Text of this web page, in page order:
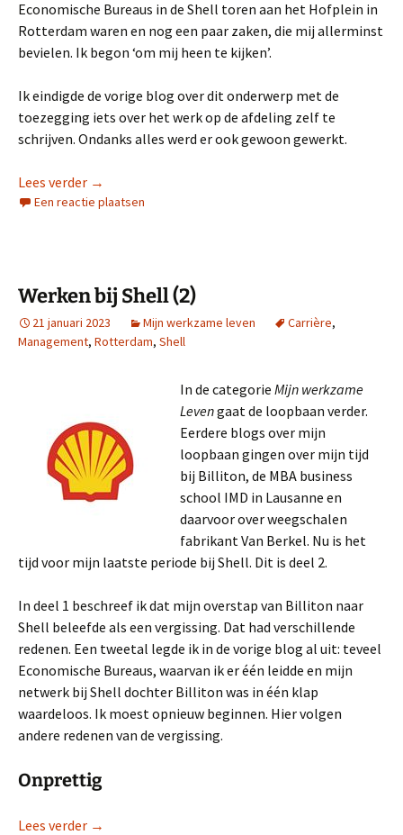
Economische Bureaus in de Shell toren aan het Hofplein in
Rotterdam waren en nog een paar zaken, die mij allerminst
bevielen. Ik begon ‘om mij heen te kijken’.
Ik eindigde de vorige blog over dit onderwerp met de
toezegging iets over het werk op de afdeling zelf te
schrijven. Ondanks alles werd er ook gewoon gewerkt.
Lees verder Werken bij Shell (3)
→
Een reactie plaatsen
Werken bij Shell (2)
21 januari 2023 Mijn werkzame leven Carrière,
Management, Rotterdam, Shell
In de categorie Mijn werkzame
Levengaat de loopbaan verder.
Eerdere blogs over mijn
loopbaan gingen over mijn tijd
bij Billiton, de MBA business
school IMD in Lausanne en
daarvoor over weegschalen
fabrikant Van Berkel. Nu is het
tijd voor mijn laatste periode bij Shell. Dit is deel 2.
In deel 1 beschreef ik dat mijn overstap van Billiton naar
Shell beleefde als een vergissing. Dat had verschillende
redenen. Een tweetal legde ik in de vorige blog al uit: teveel
Economische Bureaus, waarvan ik er één leidde en mijn
netwerk bij Shell dochter Billiton was in één klap
waardeloos. Ik moest opnieuw beginnen. Hier volgen
andere redenen van de vergissing.
Onprettig
Lees verder Werken bij Shell (2)
→